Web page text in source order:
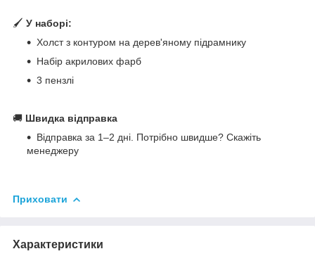
🖌 У наборі:
Холст з контуром на дерев'яному підрамнику
Набір акрилових фарб
3 пензлі
🚚 Швидка відправка
Відправка за 1–2 дні. Потрібно швидше? Скажіть
менеджеру
Приховати
Характеристики